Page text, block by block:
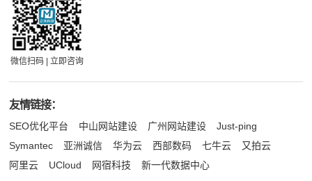
微信扫码 | 立即咨询
友情链接：
SEO优化平台 中山网站建设 广州网站建设
Just-ping
Symantec
亚洲诚信 华为云 西部数码 七牛云
又拍云
阿里云
UCloud 网宿科技 新一代数据中心